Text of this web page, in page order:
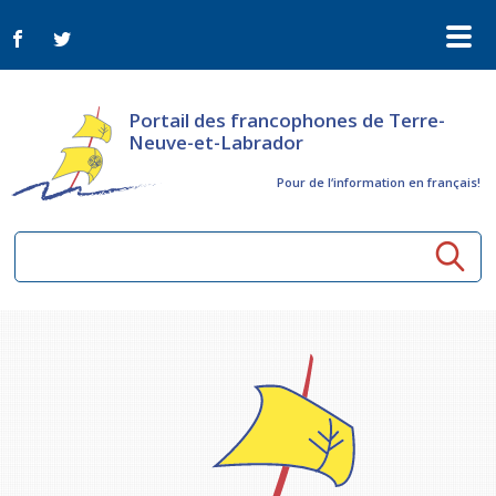
Portail des francophones de Terre-
Neuve-et-Labrador
Pour de l‘information en français!
Appels d'offres du secteur culturel
Plan de Développement Global
Bulletin Le FrancoTNL